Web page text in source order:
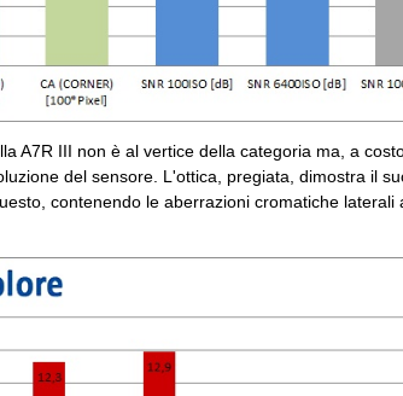
A7R III non è al vertice della categoria ma, a
del sensore. L'ottica, pregiata, dimostra il
contenendo le aberrazioni cromatiche laterali